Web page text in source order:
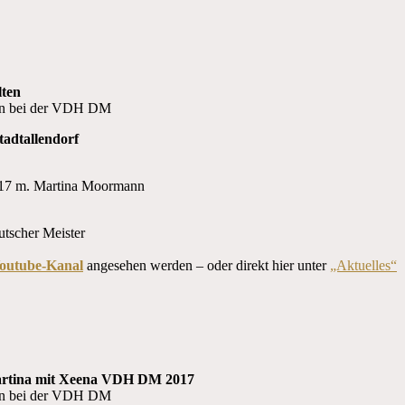
bei der VDH DM
Meister
Kanal angesehen werden – oder direkt hier unter „Aktuelles“
bei der VDH DM